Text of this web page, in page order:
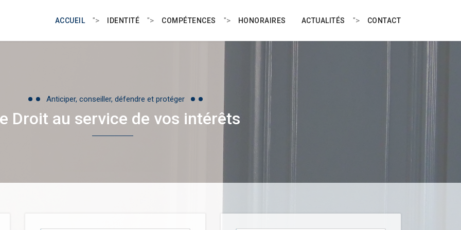
ACCUEIL "> IDENTITÉ "> COMPÉTENCES "> HONORAIRES ACTUALITÉS "> CONTACT
Anticiper, conseiller, défendre et protéger
Droit au service de vos intérêts